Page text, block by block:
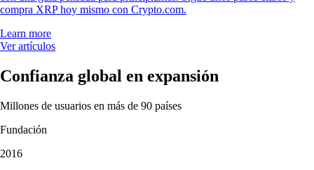
compra XRP hoy mismo con Crypto.com.
Learn more
Ver artículos
Confianza global en expansión
Millones de usuarios en más de 90 países
Fundación
2016